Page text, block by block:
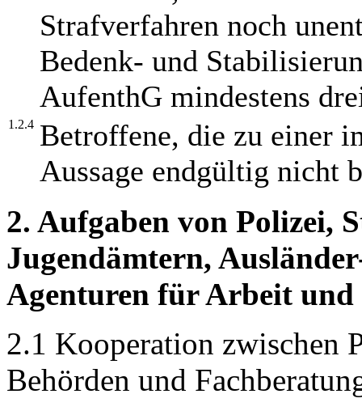
Strafverfahren noch
Bedenk- und
AufenthG mindestens
1.2.4 Betroffene, die zu einer
Aussage endgültig nicht
2. Aufgaben von Polizei,
Jugendämtern,
Agenturen für Arbeit und
2.1 Kooperation zwischen
Behörden und